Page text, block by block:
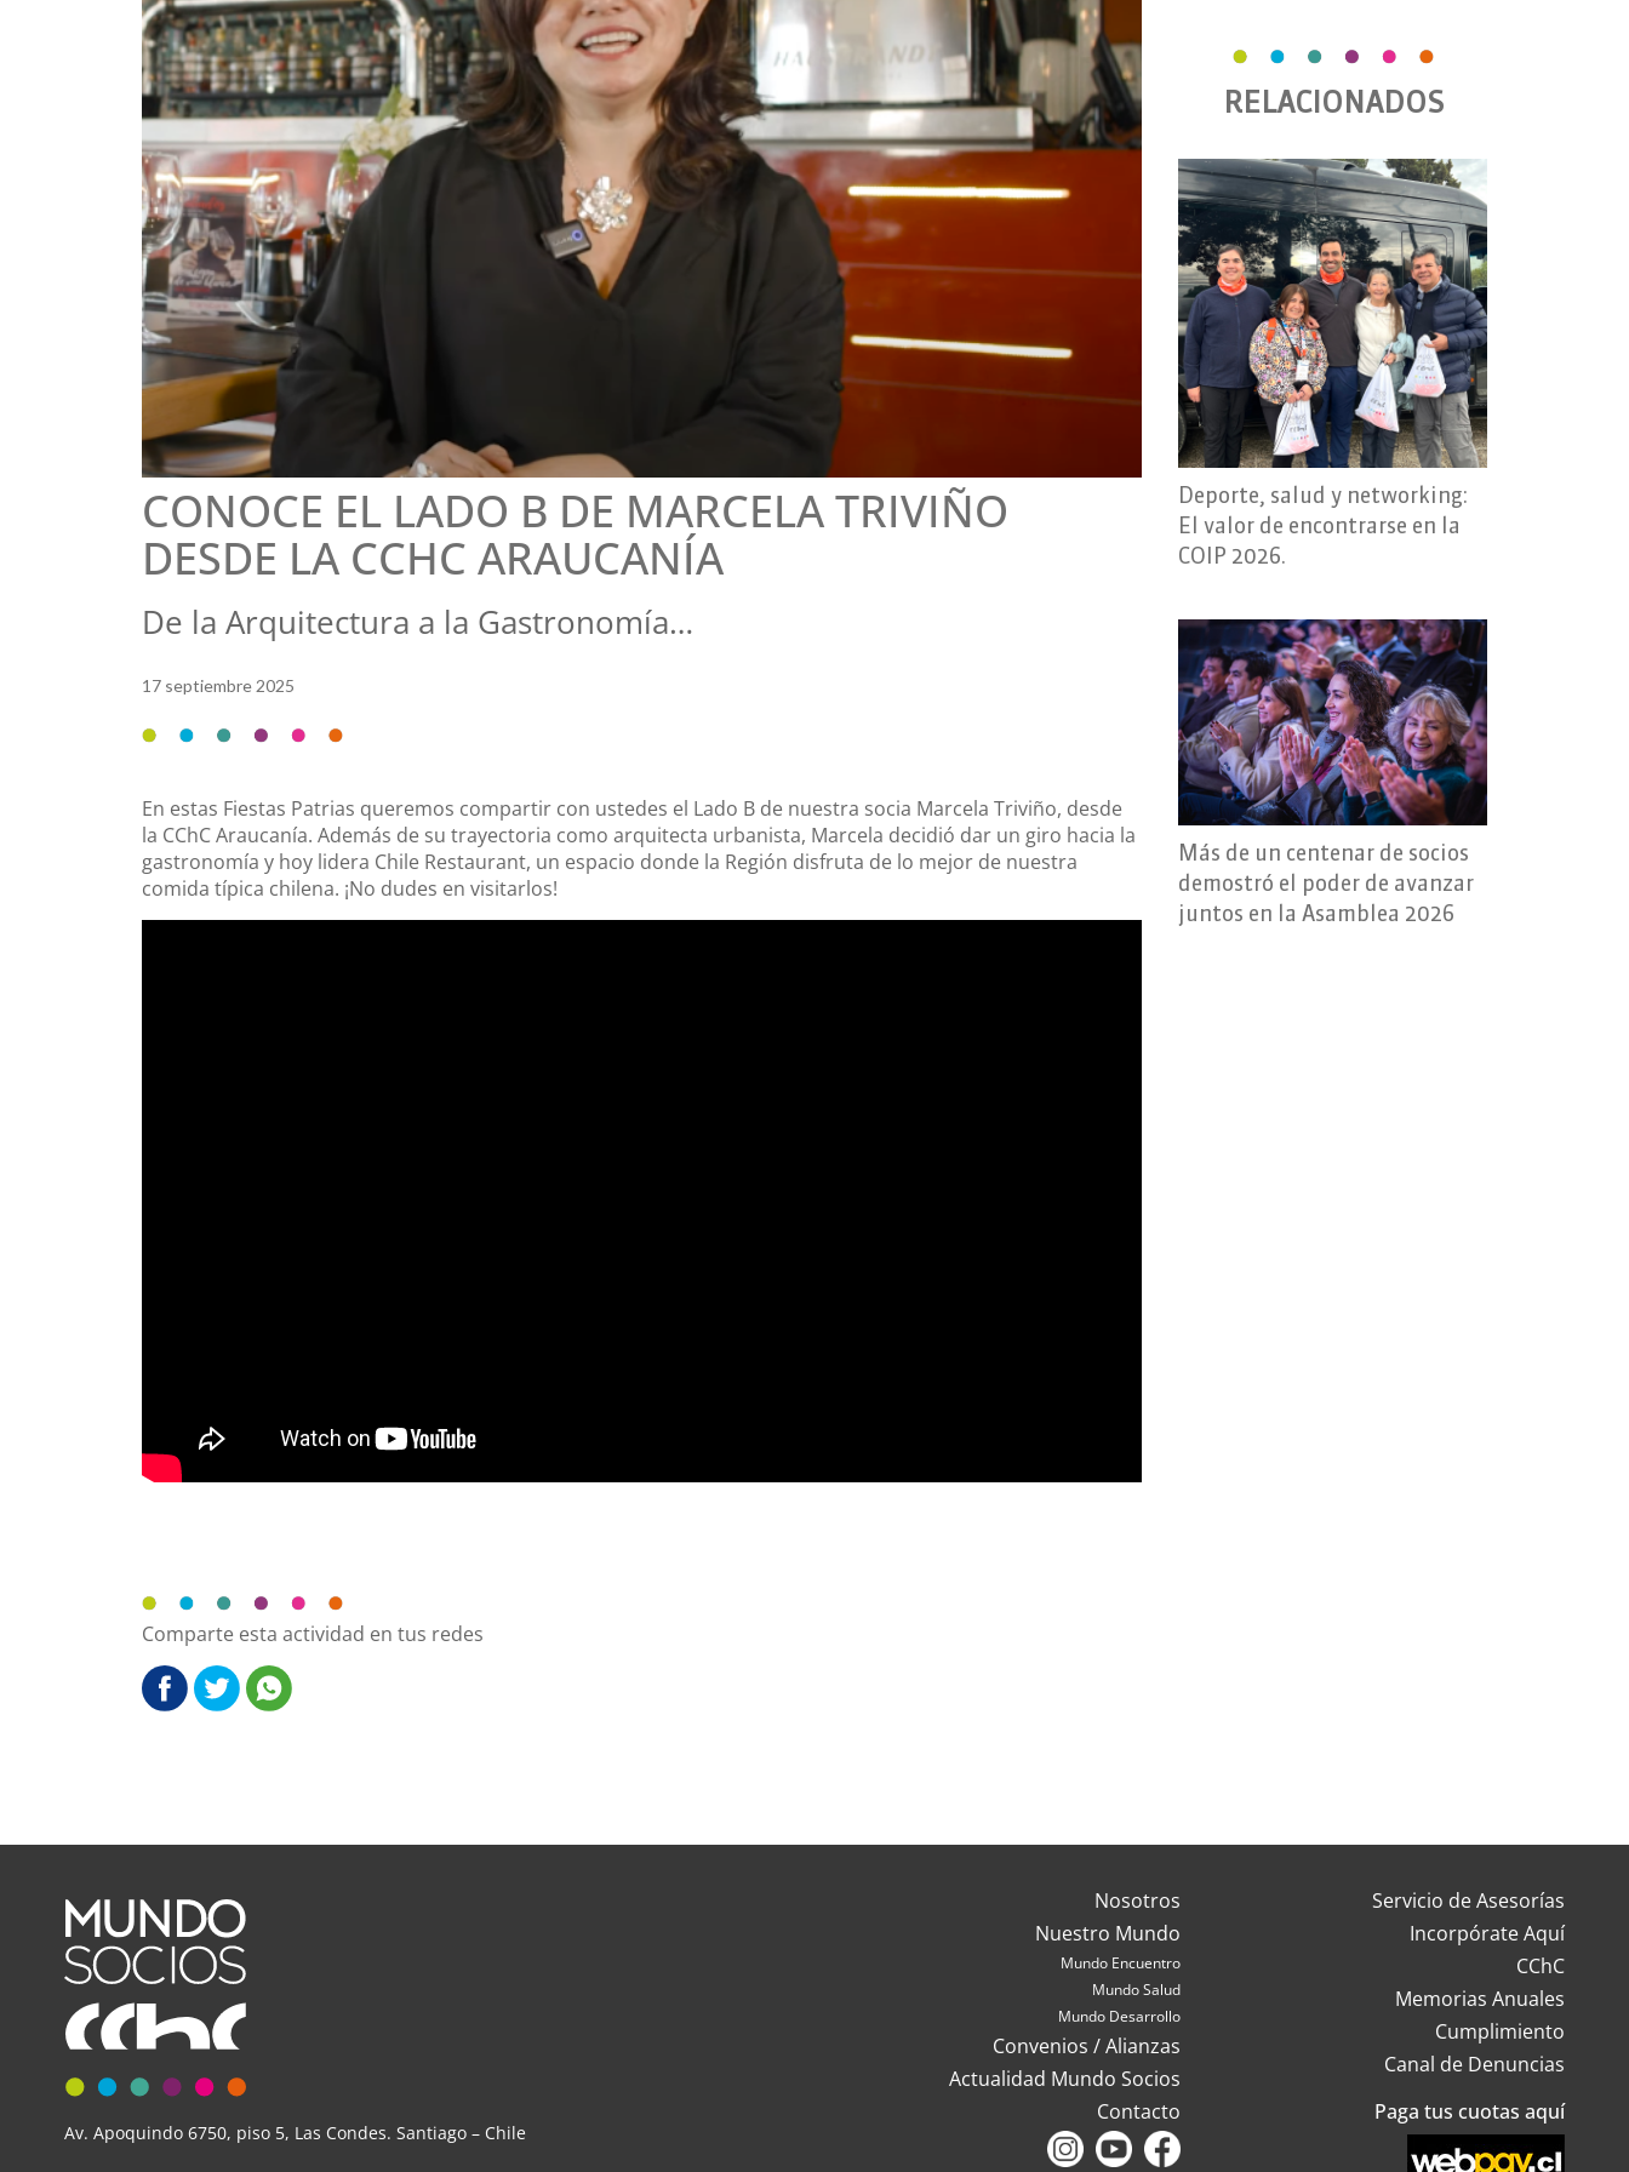
CONOCE EL LADO B DE MARCELA TRIVIÑO
DESDE LA CCHC ARAUCANÍA
De la Arquitectura a la Gastronomía…
17 septiembre 2025
En estas Fiestas Patrias queremos compartir con ustedes el Lado B de nuestra socia Marcela Triviño, desde
la CChC Araucanía. Además de su trayectoria como arquitecta urbanista, Marcela decidió dar un giro hacia la
gastronomía y hoy lidera Chile Restaurant, un espacio donde la Región disfruta de lo mejor de nuestra
comida típica chilena. ¡No dudes en visitarlos!
Comparte esta actividad en tus redes
RELACIONADOS
Deporte, salud y networking:
El valor de encontrarse en la
COIP 2026.
Más de un centenar de socios
demostró el poder de avanzar
juntos en la Asamblea 2026
Av. Apoquindo 6750, piso 5, Las Condes. Santiago – Chile
Nosotros
Nuestro Mundo
Mundo Encuentro
Mundo Salud
Mundo Desarrollo
Convenios / Alianzas
Actualidad Mundo Socios
Contacto
Servicio de Asesorías
Incorpórate Aquí
CChC
Memorias Anuales
Cumplimiento
Canal de Denuncias
Paga tus cuotas aquí